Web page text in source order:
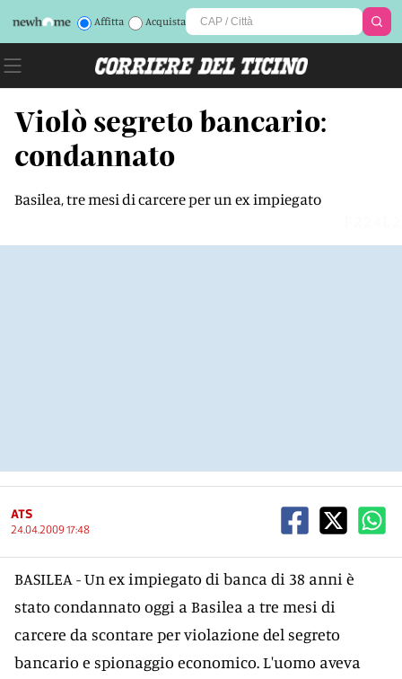
Affitta Acquista
Violò segreto bancario:
condannato
Basilea, tre mesi di carcere per un ex impiegato
ATS
24.04.2009 17:48
BASILEA - Un ex impiegato di banca di 38 anni è
stato condannato oggi a Basilea a tre mesi di
carcere da scontare per violazione del segreto
bancario e spionaggio economico. L'uomo aveva